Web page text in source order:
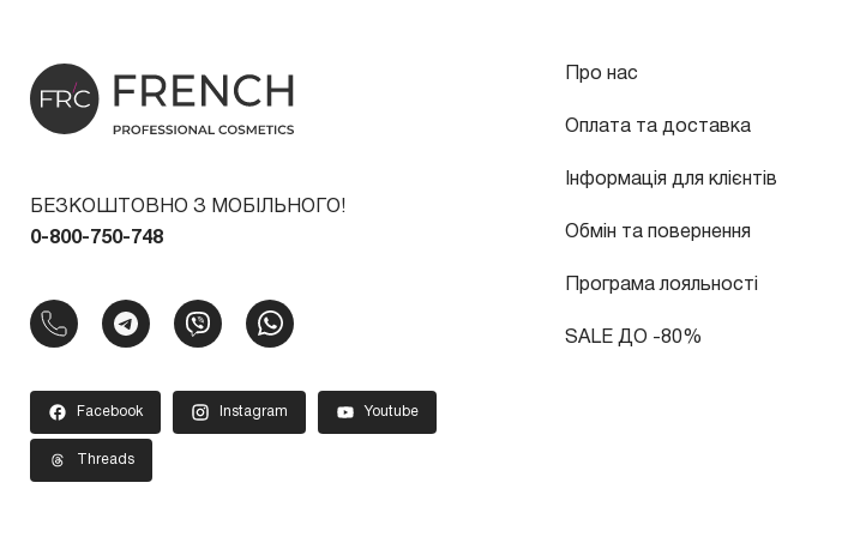
БЕЗКОШТОВНО З МОБІЛЬНОГО!
0-800-750-748
Facebook Instagram Youtube
Threads
Про нас
Оплата та доставка
Інформація для клієнтів
Обмін та повернення
Програма лояльності
SALE ДО -80%